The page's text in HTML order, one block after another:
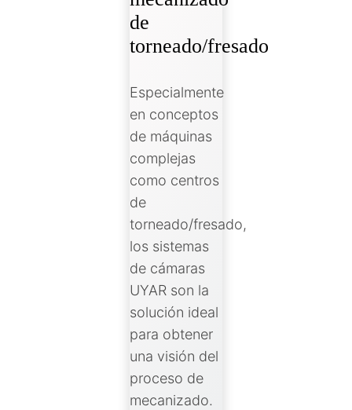
de
torneado/fresado
Especialmente
en conceptos
de máquinas
complejas
como centros
de
torneado/fresado,
los sistemas
de cámaras
UYAR son la
solución ideal
para obtener
una visión del
proceso de
mecanizado.